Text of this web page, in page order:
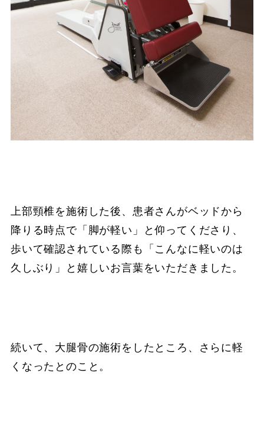
上部頸椎を施術した後、患者さんがベッドから
降りる時点で「脚が軽い」と仰ってくださり、
歩いて確認されている際も「こんなに軽いのは
久しぶり」と嬉しいお言葉をいただきました。
続いて、大腿骨の施術をしたところ、さらに軽
くなったとのこと。